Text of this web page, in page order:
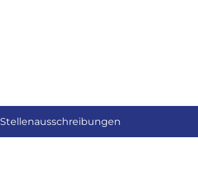
Stellenausschreibungen